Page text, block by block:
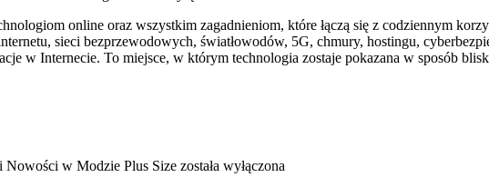
online oraz wszystkim zagadnieniom, które łączą się z codziennym
sieci bezprzewodowych, światłowodów, 5G, chmury, hostingu,
w Internecie. To miejsce, w którym technologia zostaje pokazana w sposób
Nowości w Modzie Plus Size została wyłączona